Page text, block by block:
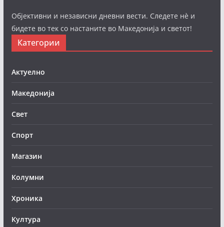
Објективни и независни дневни вести. Следете нè и
бидете во тек со настаните во Македонија и светот!
Категории
Актуелно
Македонија
Свет
Спорт
Магазин
Колумни
Хроника
Култура